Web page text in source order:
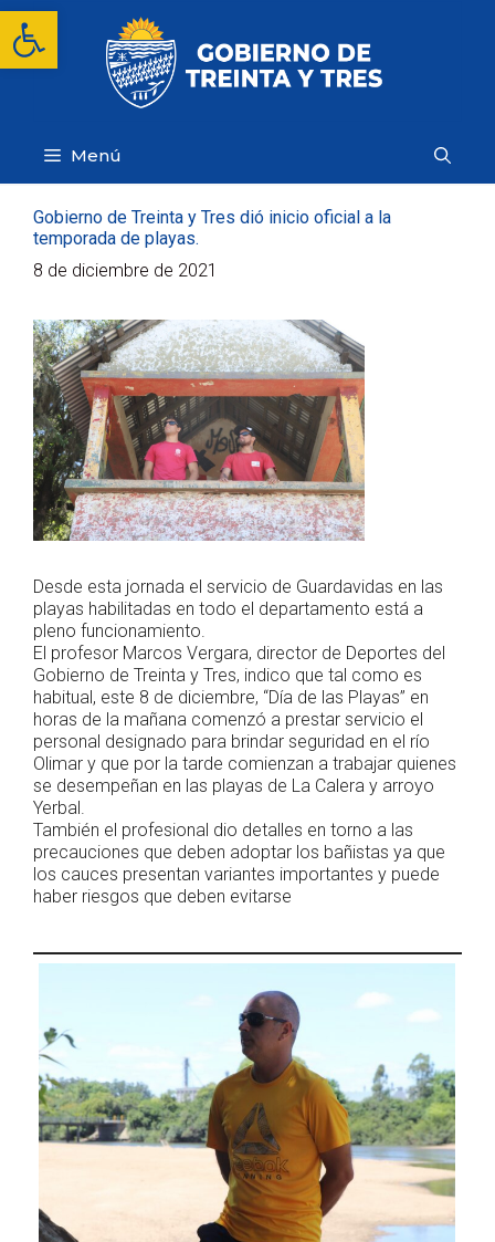
Abrir barra de herramientas
Saltar
contenido
Menú
Gobierno de Treinta y Tres dió inicio oficial a la
temporada de playas.
8 de diciembre de 2021
Desde esta jornada el servicio de Guardavidas en las
playas habilitadas en todo el departamento está a
pleno funcionamiento.
El profesor Marcos Vergara, director de Deportes del
Gobierno de Treinta y Tres, indico que tal como es
habitual, este 8 de diciembre, “Día de las Playas” en
horas de la mañana comenzó a prestar servicio el
personal designado para brindar seguridad en el río
Olimar y que por la tarde comienzan a trabajar quienes
se desempeñan en las playas de La Calera y arroyo
Yerbal.
También el profesional dio detalles en torno a las
precauciones que deben adoptar los bañistas ya que
los cauces presentan variantes importantes y puede
haber riesgos que deben evitarse